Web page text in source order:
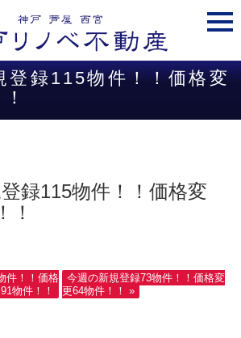
登録115物件！！価格変
録115物件！！価格変
！
件！！価格
物件！！
今週の新規登録73物件！！価格変
更64物件！！ »